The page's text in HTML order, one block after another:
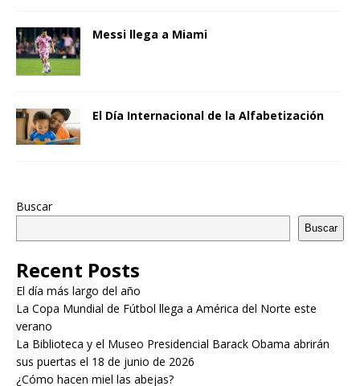
Messi llega a Miami
El Día Internacional de la Alfabetización
Buscar
Buscar
Recent Posts
El día más largo del año
La Copa Mundial de Fútbol llega a América del Norte este
verano
La Biblioteca y el Museo Presidencial Barack Obama abrirán
sus puertas el 18 de junio de 2026
¿Cómo hacen miel las abejas?